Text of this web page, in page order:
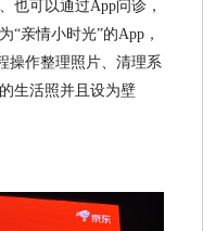
也可以通过App问诊，
“亲情小时光”的App，
操作整理照片、清理系
生活照并且设为壁